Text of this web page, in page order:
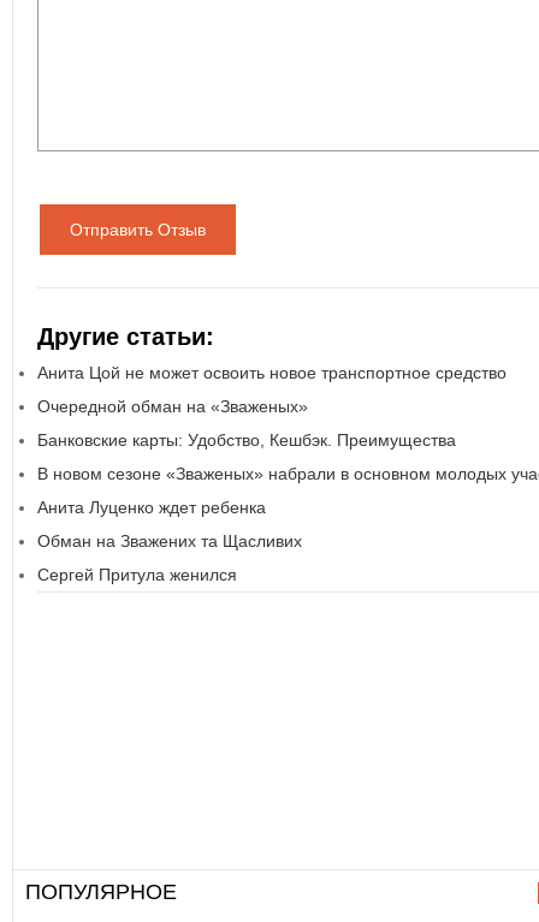
Отправить Отзыв
Другие статьи:
Анита Цой не может освоить новое транспортное средство
Очередной обман на «Зваженых»
Банковские карты: Удобство, Кешбэк. Преимущества
В новом сезоне «Зваженых» набрали в основном молодых
Анита Луценко ждет ребенка
Обман на Зважених та Щасливих
Сергей Притула женился
ПОПУЛЯРНОЕ